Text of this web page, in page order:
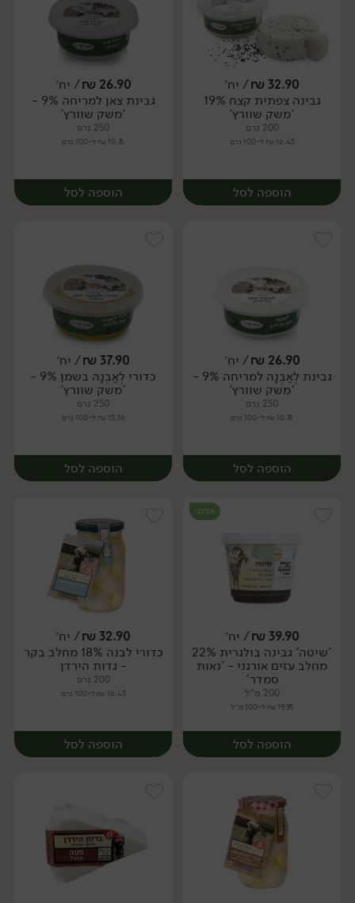
יח׳ יח׳
32.90
₪/ יח׳
גבינה צפתית קצח 19%
'משק שוורץ'
200 גרם
16.45 ₪ ל-100 גרם
הוספה לסל
יח׳
26.90
₪/ יח׳
גבינת צאן למריחה 9% -
'משק שוורץ'
250 גרם
10.76 ₪ ל-100 גרם
הוספה לסל
יח׳
26.90
₪/ יח׳
גבינת לְאַבְנָהּ למריחה 9% -
'משק שוורץ'
250 גרם
10.76 ₪ ל-100 גרם
הוספה לסל
יח׳
37.90
₪/ יח׳
כדורי לְאַבְנָהּ בשמן 9% -
'משק שוורץ'
250 גרם
15.16 ₪ ל-100 גרם
הוספה לסל
יח׳
אורגני
39.90
₪/ יח׳
'שיטה' גבינה בולגרית 22%
מחלב עזים אורגני - 'נאות
סמדר'
200 מ״ל
19.95 ₪ ל-100 מ״ל
הוספה לסל
32.90
₪/ יח׳
כדורי לבנה 18% מחלב בקר
- גדות הירדן
200 גרם
16.45 ₪ ל-100 גרם
הוספה לסל